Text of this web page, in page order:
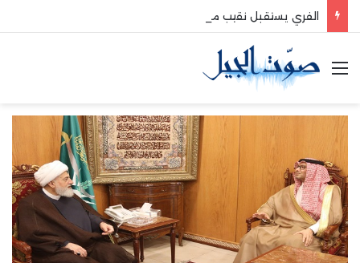
الفري يستقبل نقيب موظفي قاديشا
القائمة